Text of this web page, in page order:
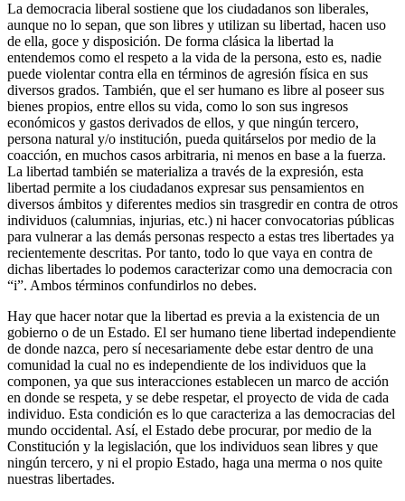
La democracia liberal sostiene que los ciudadanos son liberales,
aunque no lo sepan, que son libres y utilizan su libertad, hacen uso
de ella, goce y disposición. De forma clásica la libertad la
entendemos como el respeto a la vida de la persona, esto es, nadie
puede violentar contra ella en términos de agresión física en sus
diversos grados. También, que el ser humano es libre al poseer sus
bienes propios, entre ellos su vida, como lo son sus ingresos
económicos y gastos derivados de ellos, y que ningún tercero,
persona natural y/o institución, pueda quitárselos por medio de la
coacción, en muchos casos arbitraria, ni menos en base a la fuerza.
La libertad también se materializa a través de la expresión, esta
libertad permite a los ciudadanos expresar sus pensamientos en
diversos ámbitos y diferentes medios sin trasgredir en contra de otros
individuos (calumnias, injurias, etc.) ni hacer convocatorias públicas
para vulnerar a las demás personas respecto a estas tres libertades ya
recientemente descritas. Por tanto, todo lo que vaya en contra de
dichas libertades lo podemos caracterizar como una democracia con
“i”. Ambos términos confundirlos no debes.
Hay que hacer notar que la libertad es previa a la existencia de un
gobierno o de un Estado. El ser humano tiene libertad independiente
de donde nazca, pero sí necesariamente debe estar dentro de una
comunidad la cual no es independiente de los individuos que la
componen, ya que sus interacciones establecen un marco de acción
en donde se respeta, y se debe respetar, el proyecto de vida de cada
individuo. Esta condición es lo que caracteriza a las democracias del
mundo occidental. Así, el Estado debe procurar, por medio de la
Constitución y la legislación, que los individuos sean libres y que
ningún tercero, y ni el propio Estado, haga una merma o nos quite
nuestras libertades.